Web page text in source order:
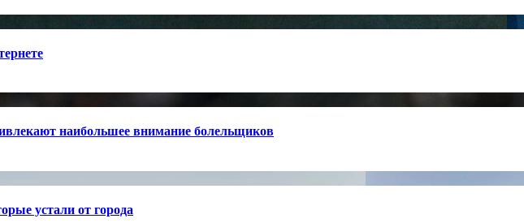
наибольшее внимание болельщиков
устали от города